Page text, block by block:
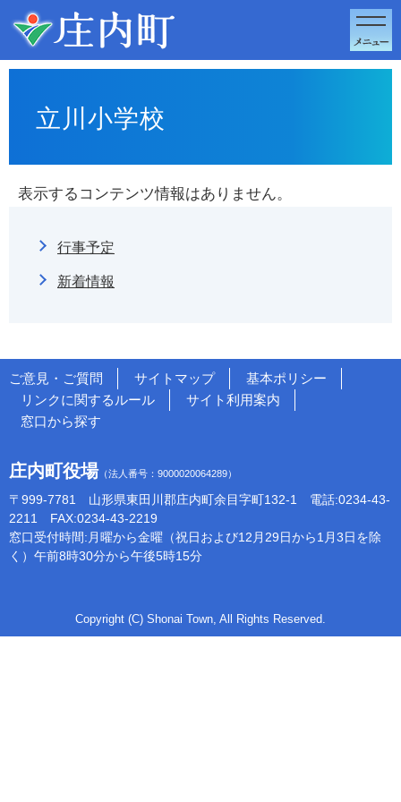
このページの本文へ移動
立川小学校
表示するコンテンツ情報はありません。
行事予定
新着情報
ご意見・ご質問 サイトマップ
基本ポリシー
リンクに関するルール
サイト利用案内
窓口から探す
庄内町役場（法人番号：9000020064289）
〒999-7781 山形県東田川郡庄内町余目字町132-1 電話:0234-43-
2211 FAX:0234-43-2219
窓口受付時間:月曜から金曜（祝日および12月29日から1月3日を除
く）午前8時30分から午後5時15分
Copyright (C) Shonai Town, All Rights Reserved.